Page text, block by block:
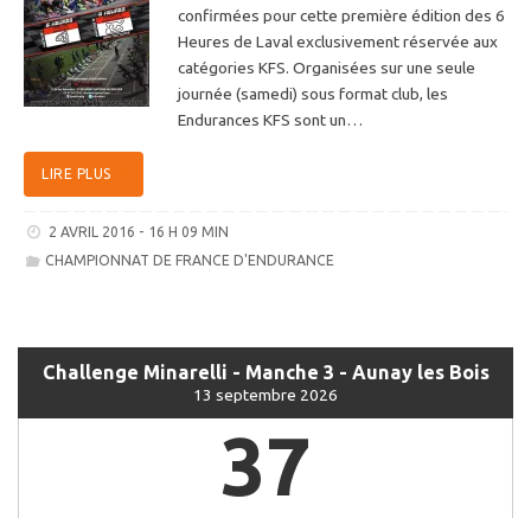
confirmées pour cette première édition des 6
Heures de Laval exclusivement réservée aux
catégories KFS. Organisées sur une seule
journée (samedi) sous format club, les
Endurances KFS sont un…
LIRE PLUS
2 AVRIL 2016 - 16 H 09 MIN
CHAMPIONNAT DE FRANCE D'ENDURANCE
Challenge Minarelli - Manche 3 - Aunay les Bois
13 septembre 2026
37